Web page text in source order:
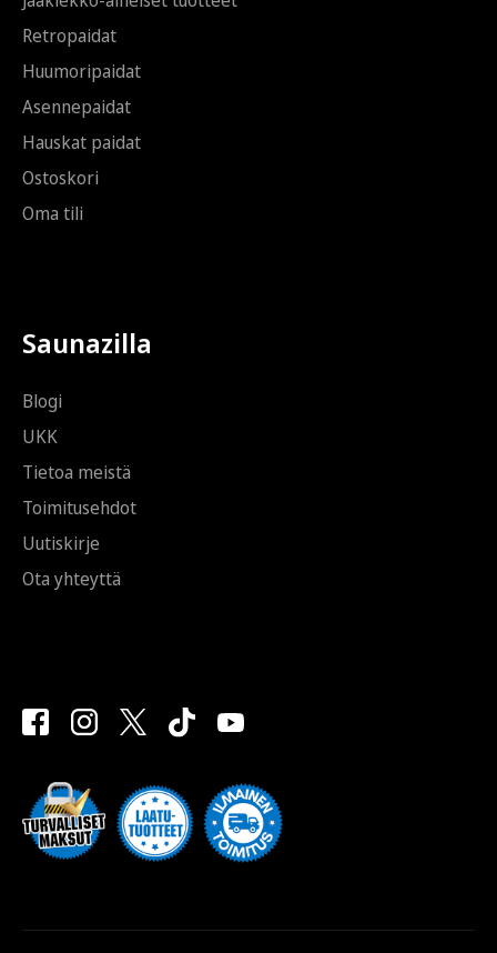
Retropaidat
Huumoripaidat
Asennepaidat
Hauskat paidat
Ostoskori
Oma tili
Saunazilla
Blogi
UKK
Tietoa meistä
Toimitusehdot
Uutiskirje
Ota yhteyttä